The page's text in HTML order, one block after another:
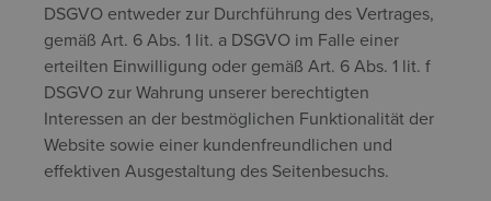
DSGVO entweder zur Durchführung des Vertrages,
gemäß Art. 6 Abs. 1 lit. a DSGVO im Falle einer
erteilten Einwilligung oder gemäß Art. 6 Abs. 1 lit. f
DSGVO zur Wahrung unserer berechtigten
Interessen an der bestmöglichen Funktionalität der
Website sowie einer kundenfreundlichen und
effektiven Ausgestaltung des Seitenbesuchs.